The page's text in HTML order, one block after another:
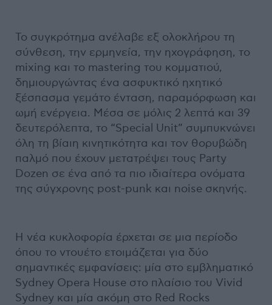
Το συγκρότημα ανέλαβε εξ ολοκλήρου τη
σύνθεση, την ερμηνεία, την ηχογράφηση, το
mixing και το mastering του κομματιού,
δημιουργώντας ένα ασφυκτικό ηχητικό
ξέσπασμα γεμάτο ένταση, παραμόρφωση και
ωμή ενέργεια. Μέσα σε μόλις 2 λεπτά και 39
δευτερόλεπτα, το “Special Unit” συμπυκνώνει
όλη τη βίαιη κινητικότητα και τον θορυβώδη
παλμό που έχουν μετατρέψει τους Party
Dozen σε ένα από τα πιο ιδιαίτερα ονόματα
της σύγχρονης post-punk και noise σκηνής.
Η νέα κυκλοφορία έρχεται σε μια περίοδο
όπου το ντουέτο ετοιμάζεται για δύο
σημαντικές εμφανίσεις: μία στο εμβληματικό
Sydney Opera House στο πλαίσιο του Vivid
Sydney και μία ακόμη στο Red Rocks